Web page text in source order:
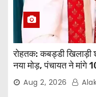
रोहतक: कबड्डी खिलाड़ी
नया मोड़, पंचायत ने मांगे
Aug 2, 2026